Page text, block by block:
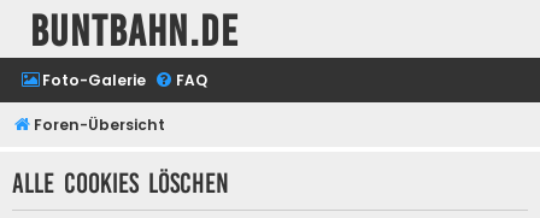
buntbahn.de
Foto-Galerie FAQ
Foren-Übersicht
Alle Cookies löschen